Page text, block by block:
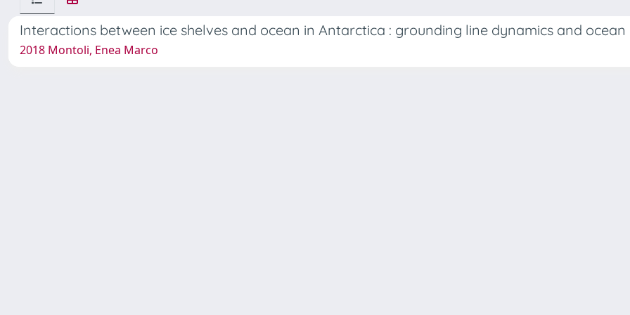
Interactions between ice shelves and ocean in Antarctica : grounding line dynamics and
2018 Montoli, Enea Marco